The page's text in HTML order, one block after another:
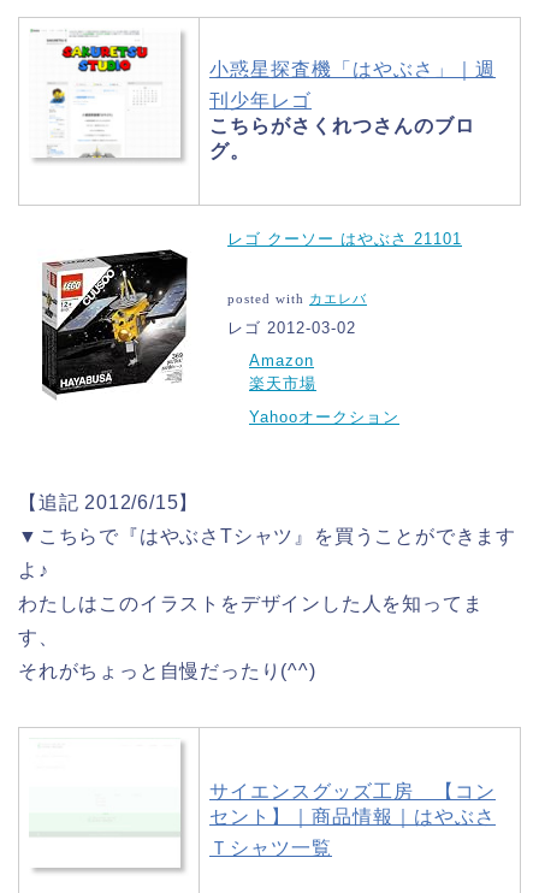
小惑星探査機「はやぶさ」｜週
刊少年レゴ
こちらがさくれつさんのブロ
グ。
レゴ クーソー はやぶさ 21101
posted with カエレバ
レゴ 2012-03-02
Amazon
楽天市場
Yahooオークション
【追記 2012/6/15】
▼こちらで『はやぶさTシャツ』を買うことができます
よ♪
わたしはこのイラストをデザインした人を知ってま
す、
それがちょっと自慢だったり(^^)
サイエンスグッズ工房 【コン
セント】｜商品情報｜はやぶさ
Ｔシャツ一覧